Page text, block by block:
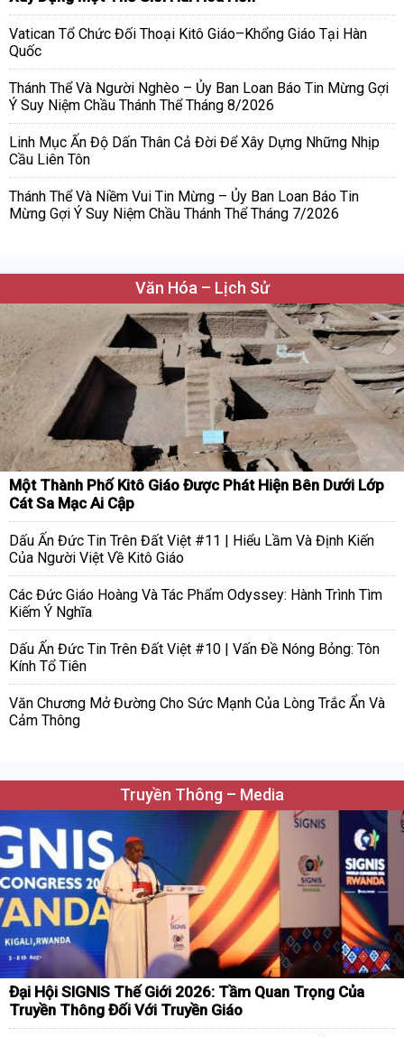
Vatican Tổ Chức Đối Thoại Kitô Giáo–Khổng Giáo Tại Hàn
Quốc
Thánh Thể Và Người Nghèo – Ủy Ban Loan Báo Tin Mừng Gợi
Ý Suy Niệm Chầu Thánh Thể Tháng 8/2026
Linh Mục Ấn Độ Dấn Thân Cả Đời Để Xây Dựng Những Nhịp
Cầu Liên Tôn
Thánh Thể Và Niềm Vui Tin Mừng – Ủy Ban Loan Báo Tin
Mừng Gợi Ý Suy Niệm Chầu Thánh Thể Tháng 7/2026
Văn Hóa – Lịch Sử
Một Thành Phố Kitô Giáo Được Phát Hiện Bên Dưới Lớp
Cát Sa Mạc Ai Cập
Dấu Ấn Đức Tin Trên Đất Việt #11 | Hiểu Lầm Và Định Kiến
Của Người Việt Về Kitô Giáo
Các Đức Giáo Hoàng Và Tác Phẩm Odyssey: Hành Trình Tìm
Kiếm Ý Nghĩa
Dấu Ấn Đức Tin Trên Đất Việt #10 | Vấn Đề Nóng Bỏng: Tôn
Kính Tổ Tiên
Văn Chương Mở Đường Cho Sức Mạnh Của Lòng Trắc Ẩn Và
Cảm Thông
Truyền Thông – Media
Đại Hội SIGNIS Thế Giới 2026: Tầm Quan Trọng Của
Truyền Thông Đối Với Truyền Giáo